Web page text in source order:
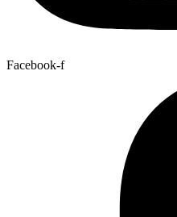
Facebook-f